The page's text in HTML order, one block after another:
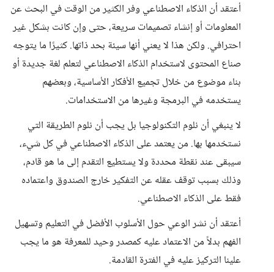
أعتقد أن الذكاء الاصطناعي وفر الكثير من الوقت في البحث عن
المعلومات أو إنشاء تصميمات سريعة، حتى وإن كانت بشكل غير
احترافي. ولكن هذا لا يعني أنها سيئة بحد ذاتها. كثيرًا ما يتوجه
صناع المحتوى لاستخدام الذكاء الاصطناعي لتعلم لغة جديدة أو
بناء موضوع من خلال تجميع الأفكار الأساسية، وبعضهم
يستخدمه في البرمجة وغيرها من الاستخدامات.
لا ينبغي أن نلوم التكنولوجيا بل يجب أن نلوم الطريقة التي
نستخدمها بها. من يعتمد على الذكاء الاصطناعي في كل شيء،
سيبقى عند نقطة محددة ولا يستطيع التقدم إلى ما هو قادم،
وذلك بسبب توقف عقله عن التفكير خارج الصندوق واعتماده
فقط على الذكاء الاصطناعي.
أعتقد أن نشر الوعي حول الأسلوب الأفضل في التعليم وتسهيل
الفهم بدلاً من الاعتماد عليه كمصدر وحيد للمعرفة هو ما يجب
علينا التركيز عليه في الفترة القادمة.